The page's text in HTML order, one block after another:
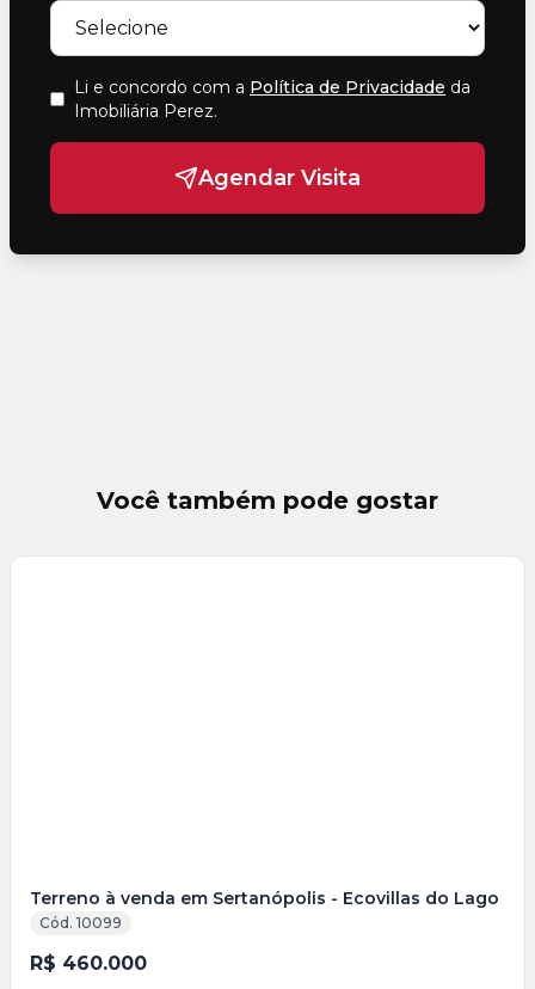
Li e concordo com a Política de Privacidade da
Imobiliária Perez.
Agendar Visita
Você também pode gostar
Terreno à venda em Sertanópolis - Ecovillas do Lago
Cód. 10099
R$ 460.000